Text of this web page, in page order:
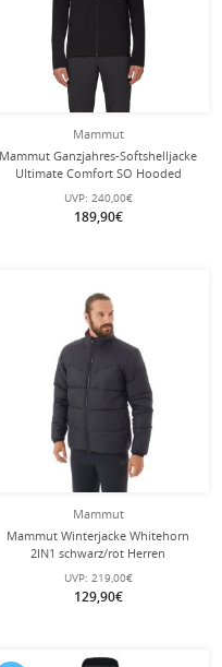
Mammut
Mammut Ganzjahres-Softshelljacke
Ultimate Comfort SO Hooded
(winddicht) schwarz Herren
UVP: 240,00€
189,90€
Mammut
Mammut Winterjacke Whitehorn
2IN1 schwarz/rot Herren
UVP: 219,00€
129,90€